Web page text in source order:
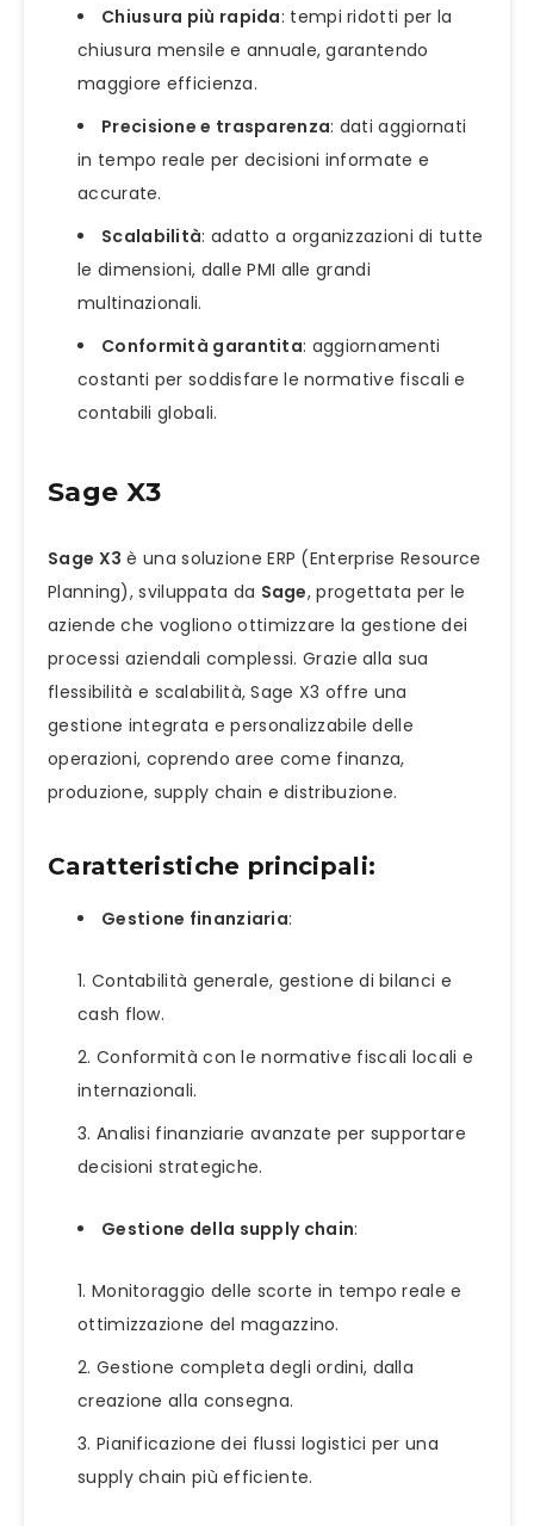
Chiusura più rapida: tempi ridotti per la
chiusura mensile e annuale, garantendo
maggiore efficienza.
Precisione e trasparenza: dati aggiornati
in tempo reale per decisioni informate e
accurate.
Scalabilità: adatto a organizzazioni di tutte
le dimensioni, dalle PMI alle grandi
multinazionali.
Conformità garantita: aggiornamenti
costanti per soddisfare le normative fiscali e
contabili globali.
Sage X3
Sage X3 è una soluzione ERP (Enterprise Resource
Planning), sviluppata da Sage, progettata per le
aziende che vogliono ottimizzare la gestione dei
processi aziendali complessi. Grazie alla sua
flessibilità e scalabilità, Sage X3 offre una
gestione integrata e personalizzabile delle
operazioni, coprendo aree come finanza,
produzione, supply chain e distribuzione.
Caratteristiche principali:
Gestione finanziaria:
Contabilità generale, gestione di bilanci e
cash flow.
Conformità con le normative fiscali locali e
internazionali.
Analisi finanziarie avanzate per supportare
decisioni strategiche.
Gestione della supply chain:
Monitoraggio delle scorte in tempo reale e
ottimizzazione del magazzino.
Gestione completa degli ordini, dalla
creazione alla consegna.
Pianificazione dei flussi logistici per una
supply chain più efficiente.